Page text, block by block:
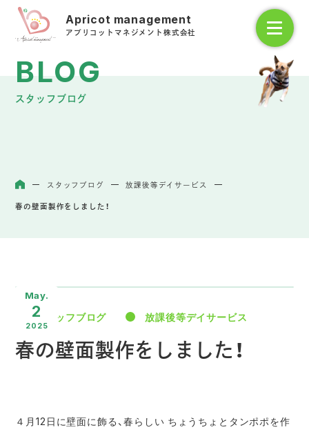
アプリコットマネジメント株式会社
スタッフブログ
ホームスタッフブログ 放課後等デイサービス
春の壁面製作をしました！
May.
2
2025
スタッフブログ 放課後等デイサービス
春の壁面製作をしました！
４月12日に壁面に飾る、春らしい ちょうちょとタンポポを作